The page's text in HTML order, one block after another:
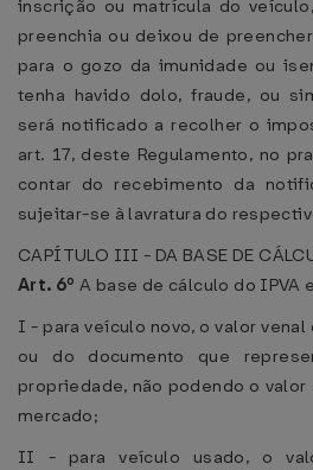
inscrição ou matrícula do
preenchia ou deixou de
para o gozo da imunidade ou
tenha havido dolo, fraude, ou
será notificado a recolher o
art. 17, deste Regulamento, no
contar do recebimento da
sujeitar-se à lavratura do
CAPÍTULO III - DA BASE DE
Art. 6º A base de cálculo do IPVA
I - para veículo novo, o valor
ou do documento que
propriedade, não podendo o
mercado;
II - para veículo usado, o